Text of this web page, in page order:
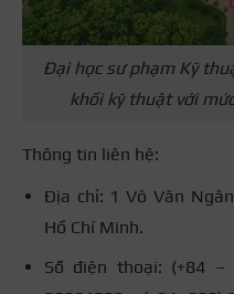
Đại học sư phạm Kỹ
khối kỹ thuật với
Thông tin liên hệ:
Địa chỉ: 1 Võ Văn
Hồ Chí Minh.
Số điện thoại: (+84 –